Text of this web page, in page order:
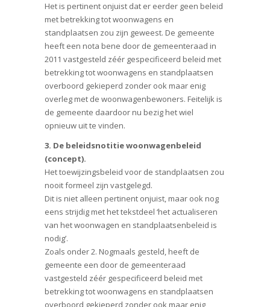
Het is pertinent onjuist dat er eerder geen beleid
met betrekking tot woonwagens en
standplaatsen zou zijn geweest. De gemeente
heeft een nota bene door de gemeenteraad in
2011 vastgesteld zéér gespecificeerd beleid met
betrekking tot woonwagens en standplaatsen
overboord gekieperd zonder ook maar enig
overleg met de woonwagenbewoners. Feitelijk is
de gemeente daardoor nu bezig het wiel
opnieuw uit te vinden.
3. De beleidsnotitie woonwagenbeleid
(concept).
Het toewijzingsbeleid voor de standplaatsen zou
nooit formeel zijn vastgelegd.
Dit is niet alleen pertinent onjuist, maar ook nog
eens strijdig met het tekstdeel ‘het actualiseren
van het woonwagen en standplaatsenbeleid is
nodig’.
Zoals onder 2. Nogmaals gesteld, heeft de
gemeente een door de gemeenteraad
vastgesteld zéér gespecificeerd beleid met
betrekking tot woonwagens en standplaatsen
overboord gekieperd zonder ook maar enig